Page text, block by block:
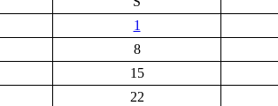
1
8
15
22